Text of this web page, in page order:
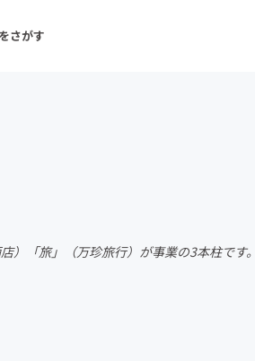
さがす
・飲食店
ファッ
）「旅」（万珍旅行）が事業の3本柱です